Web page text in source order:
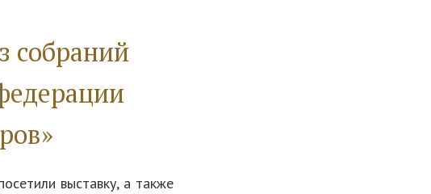
собраний
выставку, а также